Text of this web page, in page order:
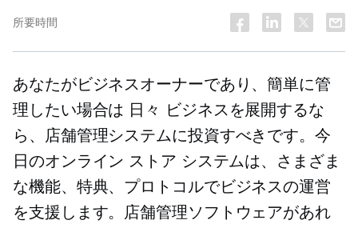
所要時間
あなたがビジネスオーナーであり、簡単に管
理したい場合は 日々 ビジネスを展開するな
ら、店舗管理システムに投資すべきです。今
日のオンライン ストア システムは、さまざま
な機能、特典、プロトコルでビジネスの運営
を支援します。店舗管理ソフトウェアがあれ